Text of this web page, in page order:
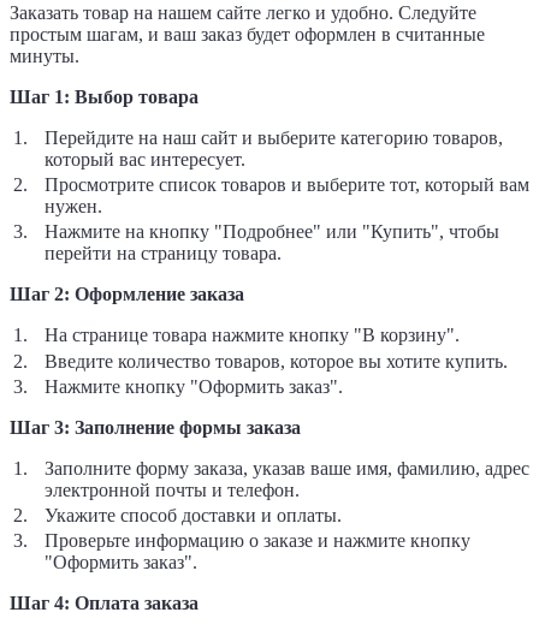
Заказать товар на нашем сайте легко и удобно. Следуйте
простым шагам, и ваш заказ будет оформлен в считанные
минуты.
Шаг 1: Выбор товара
Перейдите на наш сайт и выберите категорию товаров,
который вас интересует.
Просмотрите список товаров и выберите тот, который вам
нужен.
Нажмите на кнопку "Подробнее" или "Купить", чтобы
перейти на страницу товара.
Шаг 2: Оформление заказа
На странице товара нажмите кнопку "В корзину".
Введите количество товаров, которое вы хотите купить.
Нажмите кнопку "Оформить заказ".
Шаг 3: Заполнение формы заказа
Заполните форму заказа, указав ваше имя, фамилию, адрес
электронной почты и телефон.
Укажите способ доставки и оплаты.
Проверьте информацию о заказе и нажмите кнопку
"Оформить заказ".
Шаг 4: Оплата заказа